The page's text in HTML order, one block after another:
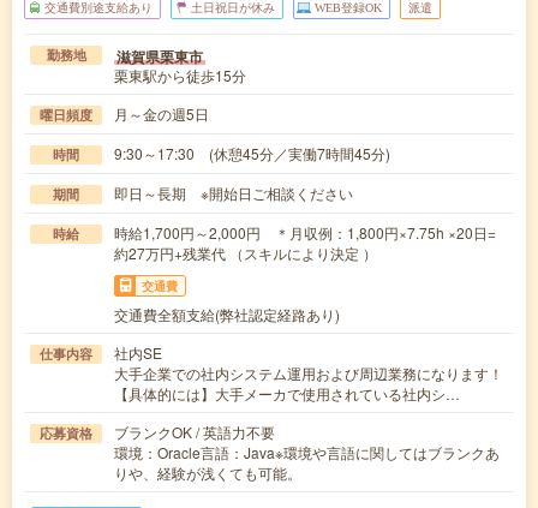
交通費別途支給あり 土日祝日が休み WEB登録OK 派遣
勤務地 滋賀県栗東市
栗東駅から徒歩15分
曜日頻度 月～金の週5日
時間 9:30～17:30 (休憩45分／実働7時間45分)
期間 即日～長期 ※開始日ご相談ください
時給
時給1,700円～2,000円 ＊月収例：1,800円×7.75h ×20日=
約27万円+残業代 （スキルにより決定 ）
交通費
交通費全額支給(弊社認定経路あり)
仕事内容
社内SE
大手企業での社内システム運用および周辺業務になります！
【具体的には】大手メーカで使用されている社内シ…
応募資格
ブランクOK / 英語力不要
環境：Oracle言語：Java※環境や言語に関してはブランクあ
りや、経験が浅くても可能。